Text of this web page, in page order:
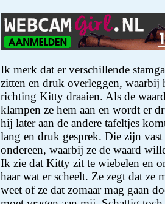
Ik merk dat er verschillende
zitten en druk overleggen,
richting Kitty draaien. Als de
klampen ze hem aan en wordt er
hij later aan de andere tafeltjes
lang en druk gesprek. Die zijn
ondereen, waarbij ze de waard
Ik zie dat Kitty zit te wiebelen en
haar wat er scheelt. Ze zegt dat ze
weet of ze dat zomaar mag gaan